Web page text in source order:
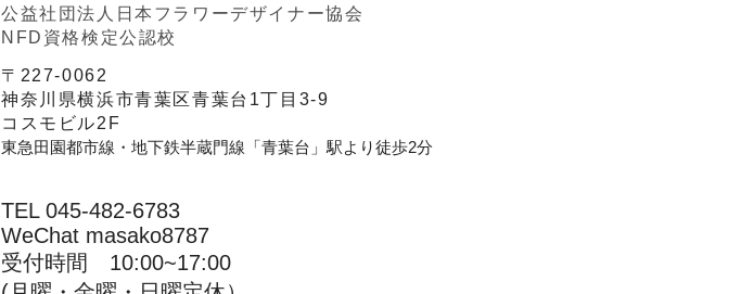
公益社団法人日本フラワーデザイナー協会
NFD資格検定公認校
〒227-0062
神奈川県横浜市青葉区青葉台1丁目3-9
コスモビル2F
東急田園都市線・地下鉄半蔵門線「青葉台」駅より徒歩2分
TEL 045-482-6783
WeChat masako8787
受付時間 10:00~17:00​​​